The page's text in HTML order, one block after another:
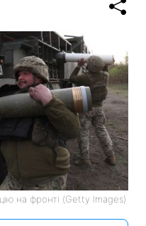
на фронті (Getty Images)